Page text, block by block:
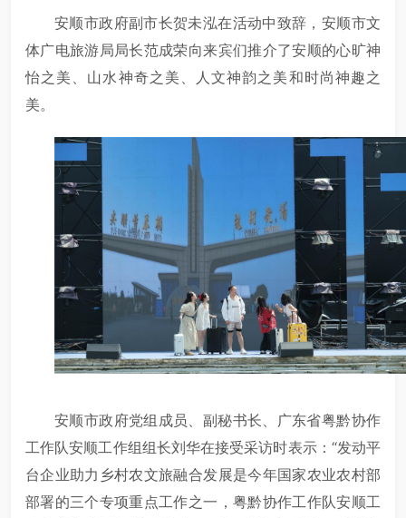
安顺市政府副市长贺未泓在活动中致辞，安顺市文
体广电旅游局局长范成荣向来宾们推介了安顺的心旷神
怡之美、山水神奇之美、人文神韵之美和时尚神趣之
美。
安顺市政府党组成员、副秘书长、广东省粤黔协作
工作队安顺工作组组长刘华在接受采访时表示：“发动平
台企业助力乡村农文旅融合发展是今年国家农业农村部
部署的三个专项重点工作之一，粤黔协作工作队安顺工